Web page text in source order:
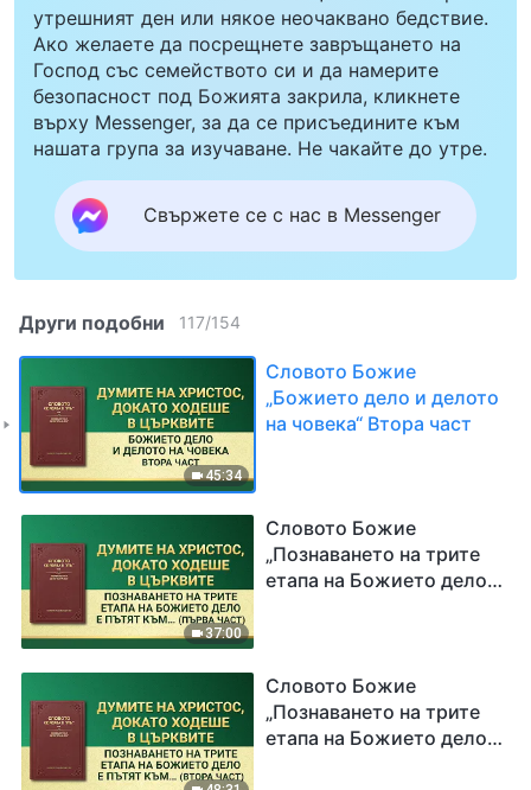
утрешният ден или някое неочаквано бедствие.
Ако желаете да посрещнете завръщането на
Господ със семейството си и да намерите
безопасност под Божията закрила, кликнете
върху Messenger, за да се присъедините към
нашата група за изучаване. Не чакайте до утре.
Свържете се с нас в Messenger
Други подобни 117/154
45:34
Словото Божие
„Божието дело и делото
на човека“ Втора част
37:00
Словото Божие
„Познаването на трите
етапа на Божието дело е
Словото Божие
„Познаването на трите
етапа на Божието дело е